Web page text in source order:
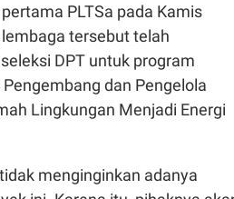
PLTSa pada Kamis
tersebut telah
DPT untuk program
dan Pengelola
Lingkungan Menjadi Energi
menginginkan adanya